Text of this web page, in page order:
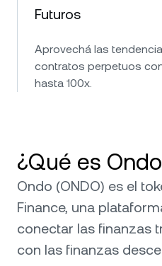
Futuros
Aprovechá las
contratos perpetuos
hasta 100x.
¿Qué es
Ondo (ONDO) es el
Finance, una
conectar las finanzas
con las finanzas